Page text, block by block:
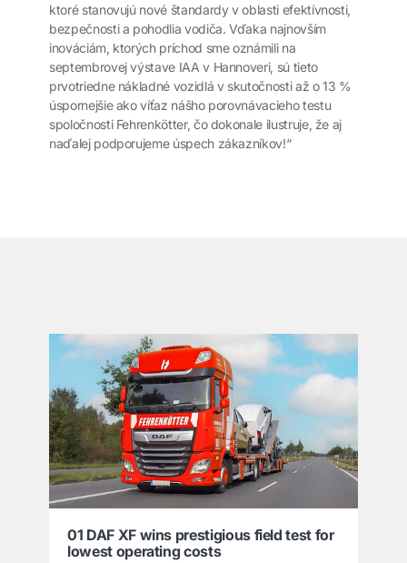
ktoré stanovujú nové štandardy v oblasti efektívnosti,
bezpečnosti a pohodlia vodiča. Vďaka najnovším
inováciám, ktorých príchod sme oznámili na
septembrovej výstave IAA v Hannoveri, sú tieto
prvotriedne nákladné vozidlá v skutočnosti až o 13 %
úspornejšie ako víťaz nášho porovnávacieho testu
spoločnosti Fehrenkötter, čo dokonale ilustruje, že aj
naďalej podporujeme úspech zákazníkov!“
01 DAF XF wins prestigious field test for
lowest operating costs